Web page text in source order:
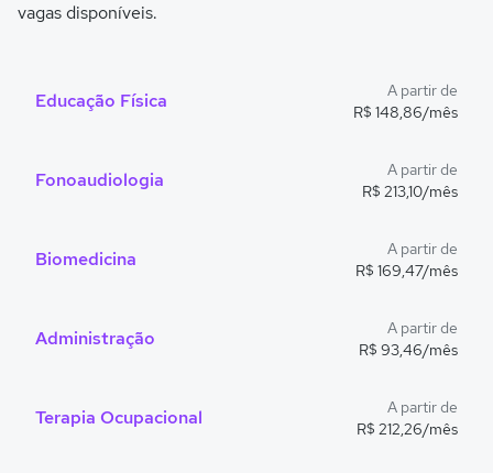
vagas disponíveis.
Educação Física
A partir de
R$ 148,86/mês
Fonoaudiologia
A partir de
R$ 213,10/mês
Biomedicina
A partir de
R$ 169,47/mês
Administração
A partir de
R$ 93,46/mês
Terapia Ocupacional
A partir de
R$ 212,26/mês